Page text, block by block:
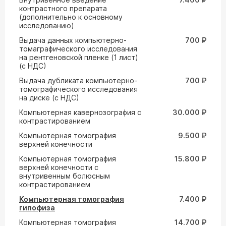
контрастного препарата
(дополнительно к основному
исследованию)
Выдача данных компьютерно-
томаграфического исследования
на рентгеновской пленке (1 лист)
(с НДС)
700 ₽
Выдача дубликата компьютерно-
томографического исследования
на диске (с НДС)
700 ₽
Компьютерная кавернозография с
контрастированием
30.000 ₽
Компьютерная томография
верхней конечности
9.500 ₽
Компьютерная томография
верхней конечности с
внутривенным болюсным
контрастированием
15.800 ₽
Компьютерная томография
гипофиза
7.400 ₽
Компьютерная томография 14.700 ₽